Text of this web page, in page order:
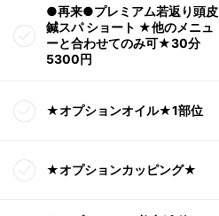
●再来●プレミアム若返り頭皮
鍼スパ ショート ★他のメニュ
ーと合わせてのみ可★30分
5300円
★オプションオイル★1部位
★オプションカッピング★